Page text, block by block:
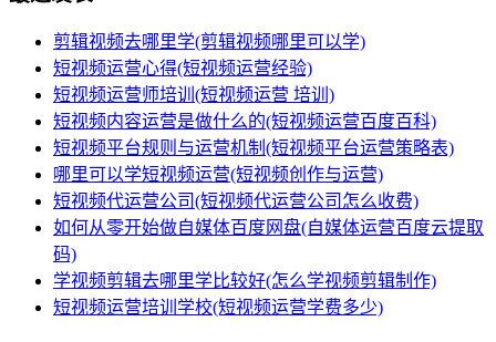
剪辑视频去哪里学(剪辑视频哪里可以学)
短视频运营心得(短视频运营经验)
短视频运营师培训(短视频运营 培训)
短视频内容运营是做什么的(短视频运营百度百科)
短视频平台规则与运营机制(短视频平台运营策略表)
哪里可以学短视频运营(短视频创作与运营)
短视频代运营公司(短视频代运营公司怎么收费)
如何从零开始做自媒体百度网盘(自媒体运营百度云提取
码)
学视频剪辑去哪里学比较好(怎么学视频剪辑制作)
短视频运营培训学校(短视频运营学费多少)